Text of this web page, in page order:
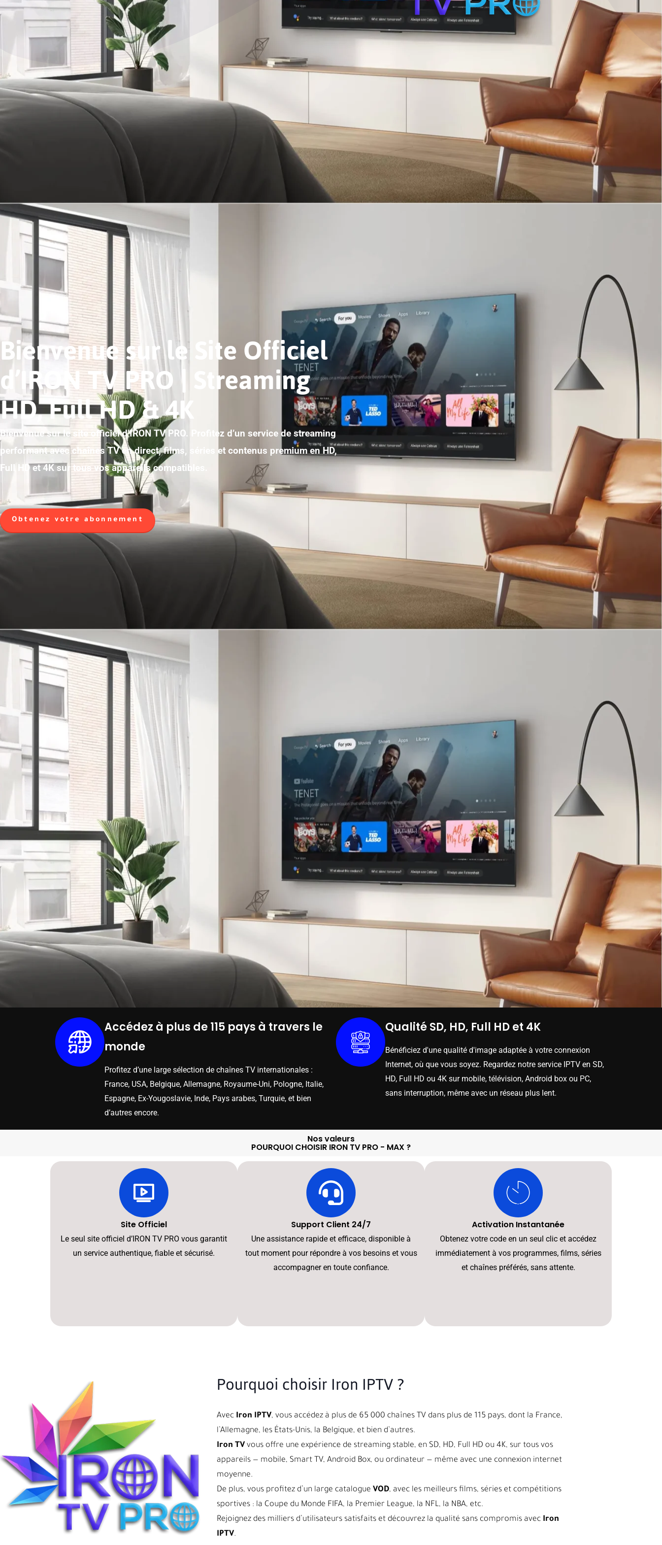
Bienvenue sur le Site Officiel
d’IRON TV PRO | Streaming
HD, Full HD & 4K
Bienvenue sur le site officiel d’IRON TV PRO. Profitez d’un service de streaming
performant avec chaînes TV en direct, films, séries et contenus premium en HD,
Full HD et 4K sur tous vos appareils compatibles.
Obtenez votre abonnement
Accédez à plus de 115 pays à travers le
monde
Profitez d’une large sélection de chaînes TV internationales :
France, USA, Belgique, Allemagne, Royaume-Uni, Pologne, Italie,
Espagne, Ex-Yougoslavie, Inde, Pays arabes, Turquie, et bien
d’autres encore.
Qualité SD, HD, Full HD et 4K
Bénéficiez d'une qualité d'image adaptée à votre connexion
Internet, où que vous soyez. Regardez notre service IPTV en SD,
HD, Full HD ou 4K sur mobile, télévision, Android box ou PC,
sans interruption, même avec un réseau plus lent.
Nos valeurs
POURQUOI CHOISIR IRON TV PRO - MAX ?
Site Officiel
Le seul site officiel d’IRON TV PRO vous garantit
un service authentique, fiable et sécurisé.
Support Client 24/7
Une assistance rapide et efficace, disponible à
tout moment pour répondre à vos besoins et vous
accompagner en toute confiance.
Activation Instantanée
Obtenez votre code en un seul clic et accédez
immédiatement à vos programmes, films, séries
et chaînes préférés, sans attente.
Pourquoi choisir Iron IPTV ?
Avec Iron IPTV, vous accédez à plus de 65 000 chaînes TV dans plus de 115 pays, dont la France,
l’Allemagne, les États-Unis, la Belgique, et bien d’autres.
Iron TVvous offre une expérience de streaming stable, en SD, HD, Full HD ou 4K, sur tous vos
appareils — mobile, Smart TV, Android Box, ou ordinateur — même avec une connexion internet
moyenne.
De plus, vous profitez d’un large catalogue VOD, avec les meilleurs films, séries et compétitions
sportives : la Coupe du Monde FIFA, la Premier League, la NFL, la NBA, etc.
Rejoignez des milliers d’utilisateurs satisfaits et découvrez la qualité sans compromis avec Iron
IPTV.